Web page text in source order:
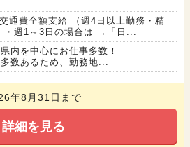
通費全額支給 （週4日以上勤務・精
・週1～3日の場合は →「日...
内を中心にお仕事多数！
数あるため、勤務地...
年8月31日まで
詳細を見る